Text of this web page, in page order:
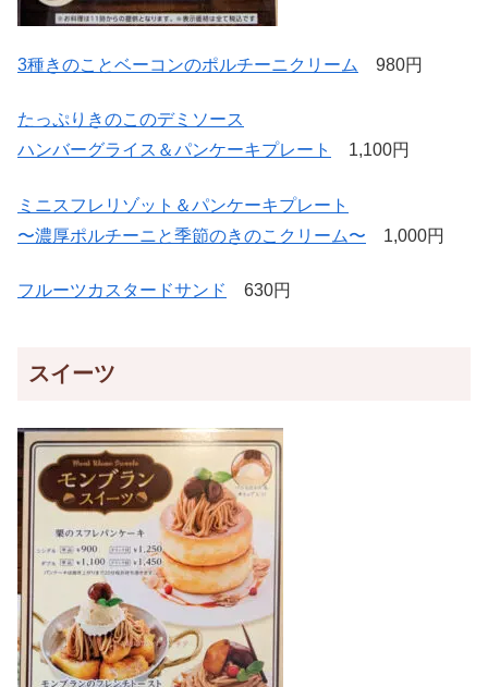
3種きのことベーコンのポルチーニクリーム 980円
たっぷりきのこのデミソース
ハンバーグライス＆パンケーキプレート
1,100円
ミニスフレリゾット＆パンケーキプレート
〜濃厚ポルチーニと季節のきのこクリーム〜 1,000円
フルーツカスタードサンド 630円
スイーツ